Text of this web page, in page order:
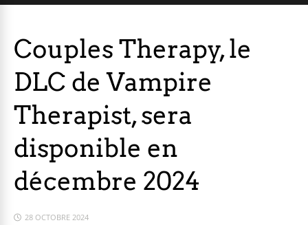
Couples Therapy, le
DLC de Vampire
Therapist, sera
disponible en
décembre 2024
28 OCTOBRE 2024